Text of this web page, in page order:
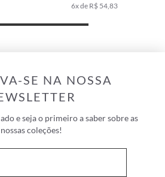
6x de R$ 54,83
SE NA NOSSA
e seja o primeiro a saber sobre as
nossas coleções!